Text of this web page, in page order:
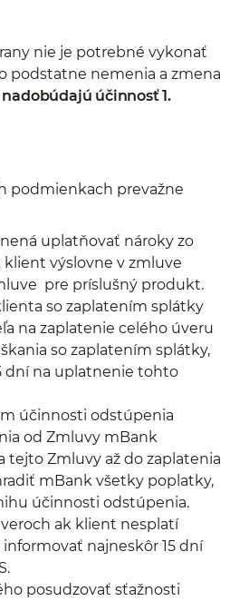
nie je potrebné vykonať
podstatne nemenia a zmena
účinnosť 1.
podmienkach prevažne
uplatňovať nároky zo
výslovne v zmluve
pre príslušný produkt.
so zaplatením splátky
na zaplatenie celého úveru
so zaplatením splátky,
dní na uplatnenie tohto
účinnosti odstúpenia
od Zmluvy mBank
tejto Zmluvy až do zaplatenia
mBank všetky poplatky,
účinnosti odstúpenia.
ak klient nesplatí
najneskôr 15 dní
posudzovať sťažnosti